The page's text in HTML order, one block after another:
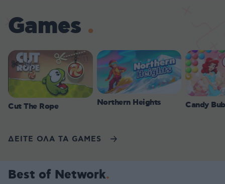
Games
Cut The Rope Northern Heights Candy
ΔΕΙΤΕ ΟΛΑ ΤΑ GAMES
Best of Network